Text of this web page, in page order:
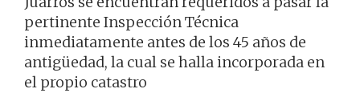
pertinente Inspección Técnica
inmediatamente antes de los 45 años de
antigüedad, la cual se halla incorporada en
el propio catastro